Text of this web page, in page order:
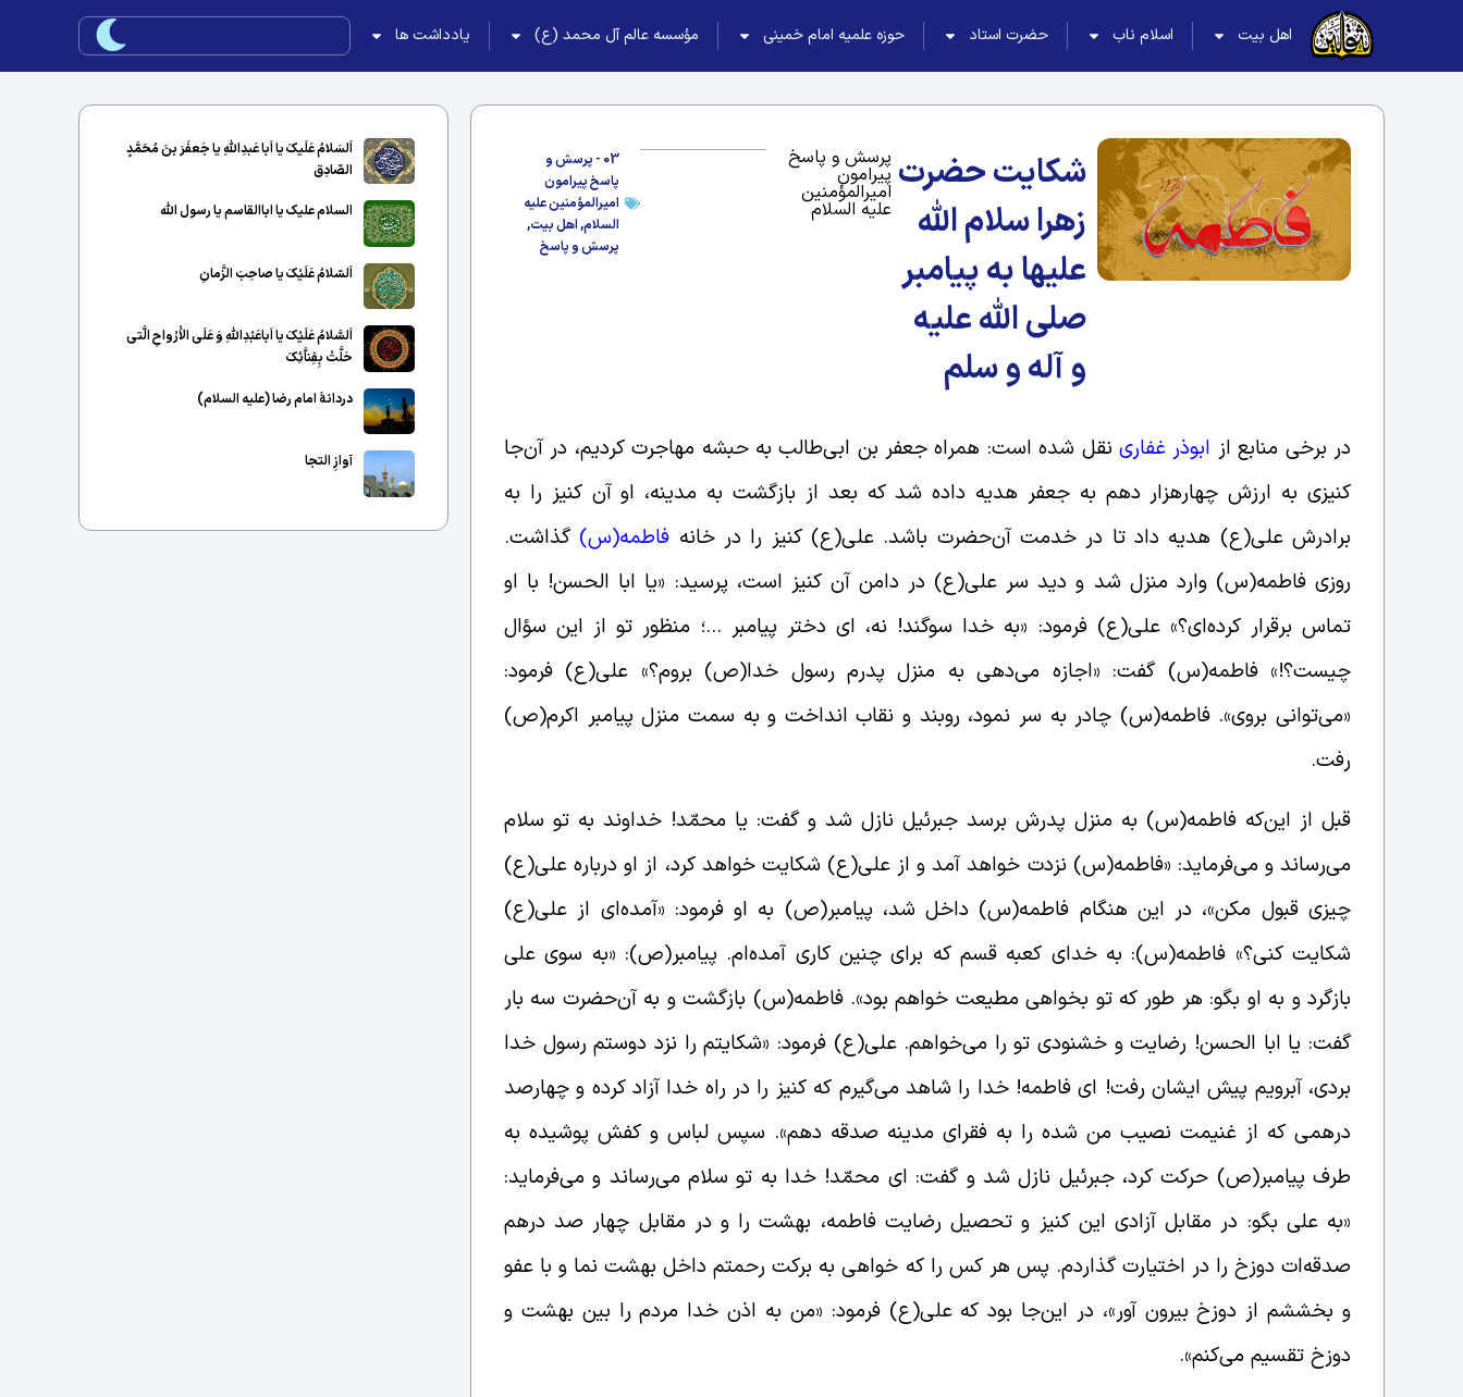
اهل بیت اسلام ناب حضرت استاد حوزه علمیه امام خمینی مؤسسه عالم آل محمد (ع) یادداشت ها
شکایت حضرت
زهرا سلام الله
علیها به پیامبر
صلی الله علیه
و آله و سلم
پرسش و پاسخ
پیرامون
امیرالمؤمنین
علیه السلام
03 - پرسش و
پاسخ پیرامون
امیرالمؤمنین علیه
السلام,اهل بیت,
پرسش و پاسخ
در برخی منابع از ابوذر غفارینقل شده است: همراه جعفر بن ابی‌طالب به حبشه مهاجرت کردیم، در آن‌جا
کنیزى به ارزش چهارهزار دهم به جعفر هدیه داده شد که بعد از بازگشت به مدینه، او آن کنیز را به
برادرش على(ع) هدیه داد تا در خدمت آن‌حضرت باشد. على(ع) کنیز را در خانه فاطمه(س) گذاشت.
روزى فاطمه(س) وارد منزل شد و دید سر على(ع) در دامن آن کنیز است، پرسید: «یا ابا الحسن! با او
تماس برقرار کرده‌اى؟» على(ع) فرمود: «به خدا سوگند! نه، اى دختر پیامبر …؛ منظور تو از این سؤال
چیست؟!» فاطمه(س) گفت: «اجازه می‌دهى به منزل پدرم رسول خدا(ص) بروم؟» على(ع) فرمود:
«می‌توانی بروی». فاطمه(س) چادر به سر نمود، روبند و نقاب انداخت و به سمت منزل پیامبر اکرم(ص)
رفت.
قبل از این‌که فاطمه(س) به منزل پدرش برسد جبرئیل نازل شد و گفت: یا محمّد! خداوند به تو سلام
می‌رساند و می‌فرماید: «فاطمه(س) نزدت خواهد آمد و از على(ع) شکایت خواهد کرد، از او درباره على(ع)
چیزى قبول‏ مکن»، در این هنگام فاطمه(س) داخل شد، پیامبر(ص) به او فرمود: «آمده‌اى از على(ع)
شکایت کنى؟» فاطمه(س): به خداى کعبه قسم که برای چنین کاری آمده‌ام. پیامبر(ص): «به سوى علی
بازگرد و به او بگو: هر طور که تو بخواهی مطیعت خواهم بود». فاطمه(س) بازگشت و به آن‌حضرت سه بار
گفت: یا ابا الحسن! رضایت و خشنودى تو را می‌خواهم. على(ع) فرمود: «شکایتم را نزد دوستم رسول خدا
بردى، آبرویم پیش ایشان رفت! اى فاطمه! خدا را شاهد می‌گیرم که کنیز را در راه خدا آزاد کرده و چهارصد
درهمى که از غنیمت نصیب من شده را به فقرای مدینه صدقه دهم». سپس لباس و کفش پوشیده به
طرف پیامبر(ص) حرکت کرد، جبرئیل نازل شد و گفت: اى محمّد! خدا به تو سلام می‌رساند و می‌فرماید:
«به علی بگو: در مقابل آزادی این کنیز و تحصیل رضایت فاطمه، بهشت را و در مقابل چهار صد درهم
صدقه‌ات دوزخ را در اختیارت گذاردم. پس هر کس را که خواهى به برکت رحمتم داخل بهشت نما و با عفو
و بخششم از دوزخ بیرون آور»، در این‌جا بود که على(ع) فرمود: «من به اذن خدا مردم را بین بهشت و
دوزخ تقسیم می‌کنم‏».
اَلسَلامُ عَلَیکَ یا اَبا عَبدِاللّهِ یا جَعفَرَ بنَ مُحَمَّدٍ
الصّادِق
السلام علیک یا اباالقاسم یا رسول الله
اَلسّلامُ عَلَیْکَ یا صاحِبَ الزَّمانِ
اَلسَّلامُ عَلَیْکَ یا اَباعَبْدِاللَّهِ وَ عَلَى الاَْرْواحِ الَّتى
حَلَّتْ بِفِناَّئِکَ
دردانهٔ امام رضا (علیه السلام)
آوازِ التجا